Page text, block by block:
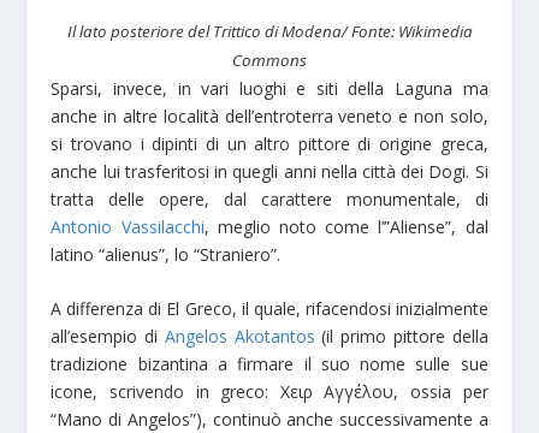
Il lato posteriore del Trittico di Modena/ Fonte: Wikimedia
Commons
Sparsi, invece, in vari luoghi e siti della Laguna ma
anche in altre località dell’entroterra veneto e non solo,
si trovano i dipinti di un altro pittore di origine greca,
anche lui trasferitosi in quegli anni nella città dei Dogi. Si
tratta delle opere, dal carattere monumentale, di
Antonio Vassilacchi, meglio noto come l’”Aliense”, dal
latino “alienus”, lo “Straniero”.
A differenza di El Greco, il quale, rifacendosi inizialmente
all’esempio di Angelos Akotantos (il primo pittore della
tradizione bizantina a firmare il suo nome sulle sue
icone, scrivendo in greco: Χειρ Αγγέλου, ossia per
“Mano di Angelos”), continuò anche successivamente a